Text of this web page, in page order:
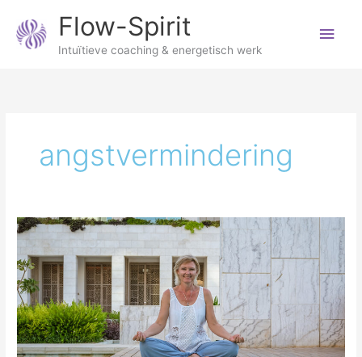
naar
Flow-Spirit
Intuïtieve coaching & energetisch werk
angstvermindering
4
7-
8
ademhaling;
de
voordelen
en